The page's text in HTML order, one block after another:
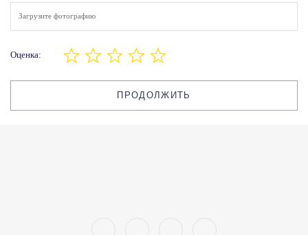
Загрузите фотографию
Оценка:
ПРОДОЛЖИТЬ